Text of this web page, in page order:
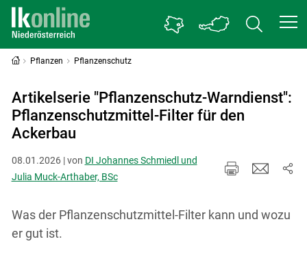
Pflanzen Pflanzenschutz
Artikelserie "Pflanzenschutz-Warndienst":
Pflanzenschutzmittel-Filter für den
Ackerbau
08.01.2026 | von DI Johannes Schmiedl und
Julia Muck-Arthaber, BSc
Was der Pflanzenschutzmittel-Filter kann und wozu
er gut ist.